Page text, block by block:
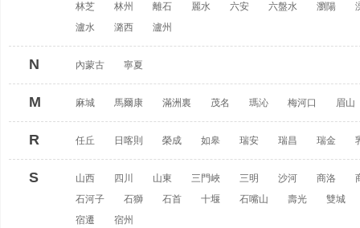
林芝
林州 離石 麗水 六安 六盤水 瀏陽
瀘水
潞西 瀘州
N 內蒙古 寧夏
M 麻城 馬爾康 滿洲裏 茂名 瑪沁 梅河口 眉山
R 任丘 日喀則 榮成 如皋 瑞安 瑞昌 瑞金
S 山西 四川 山東 三門峽 三明 沙河 商洛
石河子
石獅 石首 十堰 石嘴山 壽光
雙城
宿遷
宿州